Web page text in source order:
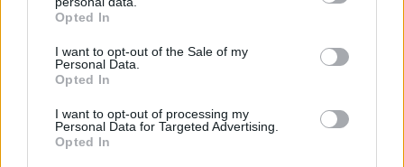
grant or deny consent to Google and its third-party tags to
use your data for below specified purposes in below Google
consent section.
Opted In
I want to opt-out of the Sale of my
Personal Data.
Opted In
I want to opt-out of processing my
Personal Data for Targeted Advertising.
Opted In